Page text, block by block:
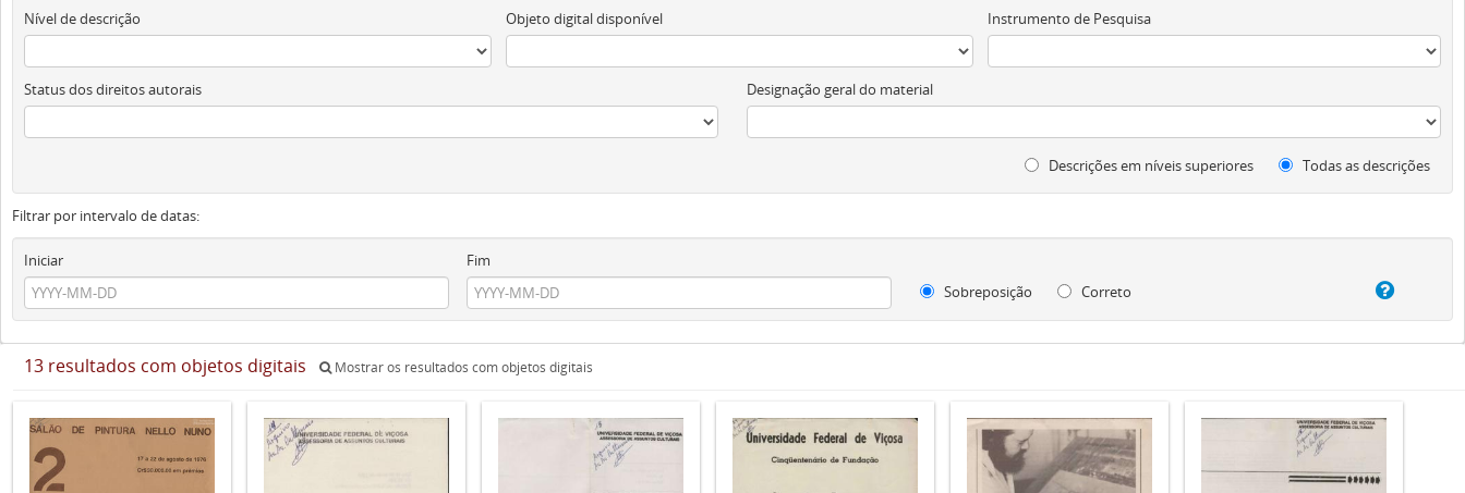
Nível de descrição Objeto digital disponível Instrumento de Pesquisa
Status dos direitos autorais Designação geral do material
Descrições em níveis superiores Todas as descrições
Filtrar por intervalo de datas:
Iniciar
Fim
Sobreposição
Correto
13 resultados com objetos digitais Mostrar os resultados com objetos digitais